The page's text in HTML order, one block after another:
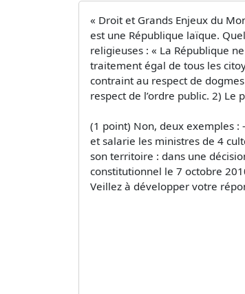
« Droit et Grands Enjeux du
est une République laïque.
religieuses : « La République
traitement égal de tous les
contraint au respect de
respect de l’ordre public. 2) Le
(1 point) Non, deux exemples
et salarie les ministres de 4
son territoire : dans une
constitutionnel le 7 octobre
Veillez à développer votre